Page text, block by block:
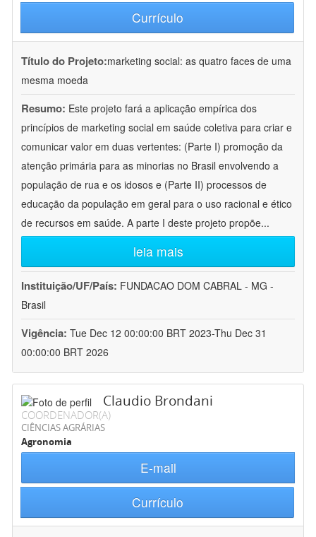
Currículo
Título do Projeto:marketing social: as quatro faces de uma
mesma moeda
Resumo: Este projeto fará a aplicação empírica dos
princípios de marketing social em saúde coletiva para criar e
comunicar valor em duas vertentes: (Parte I) promoção da
atenção primária para as minorias no Brasil envolvendo a
população de rua e os idosos e (Parte II) processos de
educação da população em geral para o uso racional e ético
de recursos em saúde. A parte I deste projeto propõe...
leia mais
Instituição/UF/País: FUNDACAO DOM CABRAL - MG -
Brasil
Vigência: Tue Dec 12 00:00:00 BRT 2023-Thu Dec 31
00:00:00 BRT 2026
Claudio Brondani
COORDENADOR(A)
CIÊNCIAS AGRÁRIAS
Agronomia
E-mail
Currículo